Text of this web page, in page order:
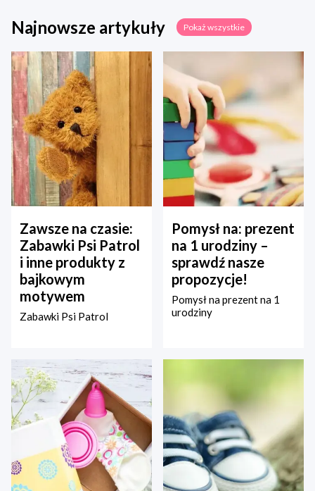
Najnowsze artykuły Pokaż wszystkie
Zawsze na czasie:
Zabawki Psi Patrol
i inne produkty z
bajkowym
motywem
Zabawki Psi Patrol
Pomysł na: prezent
na 1 urodziny –
sprawdź nasze
propozycje!
Pomysł na prezent na 1
urodziny